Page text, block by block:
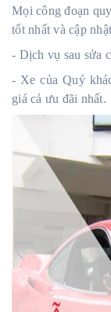
Mọi công đoạn
tốt nhất và cập
- Dịch vụ sau sửa
- Xe của Quý
giá cả ưu đãi nhất.